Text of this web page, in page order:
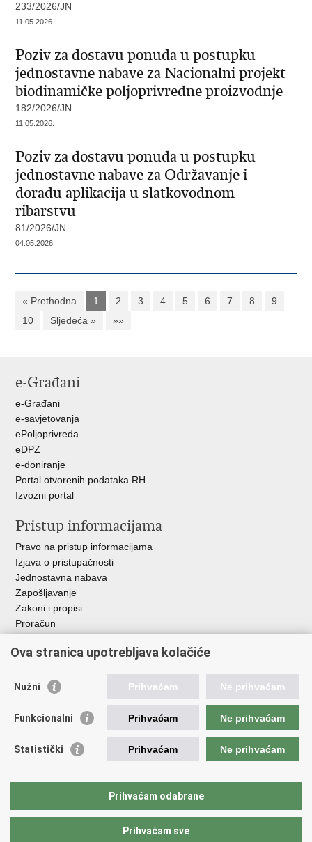
233/2026/JN
11.05.2026.
Poziv za dostavu ponuda u postupku
jednostavne nabave za Nacionalni projekt
biodinamičke poljoprivredne proizvodnje
182/2026/JN
11.05.2026.
Poziv za dostavu ponuda u postupku
jednostavne nabave za Održavanje i
doradu aplikacija u slatkovodnom
ribarstvu
81/2026/JN
04.05.2026.
« Prethodna 1 2 3 4 5 6 7 8
9
10
Sljedeća » »»
e-Građani
e-Građani
e-savjetovanja
ePoljoprivreda
eDPZ
e-doniranje
Portal otvorenih podataka RH
Izvozni portal
Pristup informacijama
Pravo na pristup informacijama
Izjava o pristupačnosti
Jednostavna nabava
Zapošljavanje
Zakoni i propisi
Proračun
RH
Važne poveznice
Hrvatska agencija za poljoprivredu i hranu
Agencija za plaćanja u poljoprivredi, ribarstvu i ruralnom
razvoju
Hrvatske šume
Pučka pravobraniteljica
Ova stranica upotrebljava kolačiće
Nužni Prihvaćam Ne prihvaćam
Funkcionalni Prihvaćam Ne prihvaćam
Statistički Prihvaćam Ne prihvaćam
Prihvaćam odabrane
Prihvaćam sve